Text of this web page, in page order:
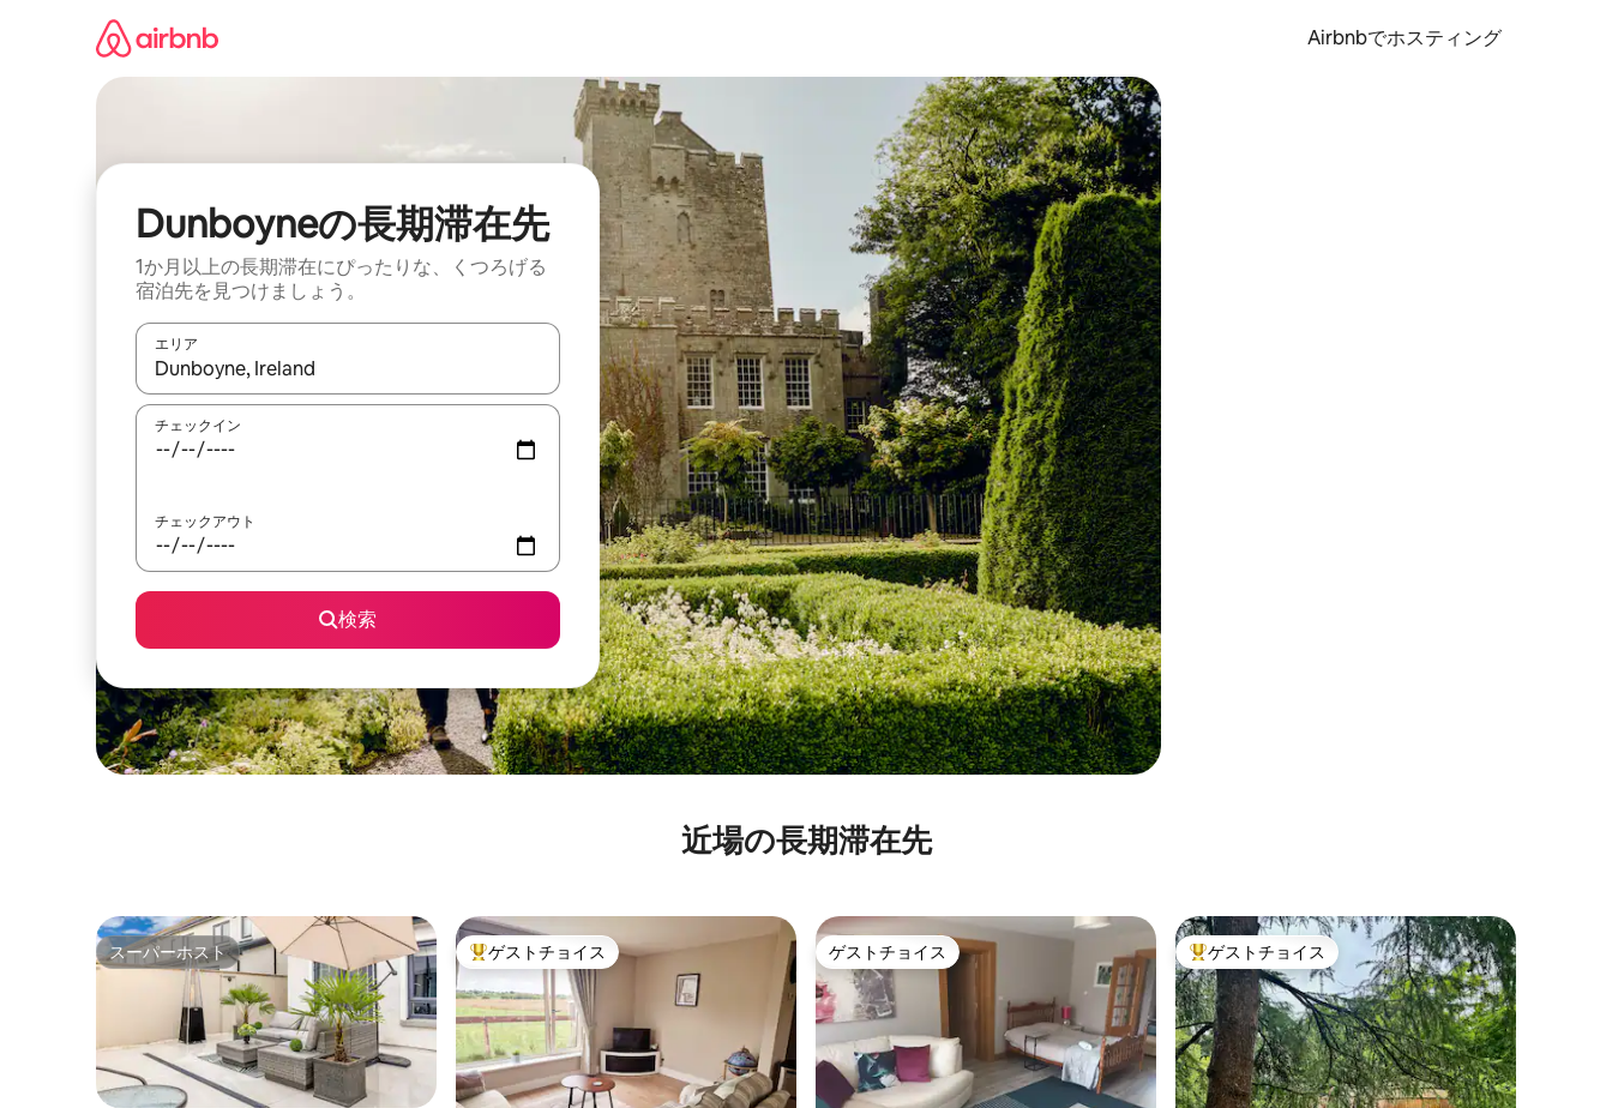
Airbnbでホスティング
Dunboyneの長期滞在先
1か月以上の長期滞在にぴったりな、くつろげる
宿泊先を見つけましょう。
エリア
検索結果が表示されたら、上下の矢印キーを使って移動するか、画面をタッチまたはスワイプして検索結果を確認することができます。
チェックイン
チェックアウト
検索
近場の長期滞在先
スーパーホスト
スーパーホスト 大好評のゲストチョイスです。
ゲストチョイス ゲストチョイス
ゲストチョイス 大好評のゲストチョイスです。
ゲストチョイス